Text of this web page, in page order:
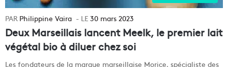
Philippine Vaira 30 mars 2023
Deux Marseillais lancent Meelk, le premier lait
végétal bio à diluer chez soi
Les fondateurs de la marque marseillaise Morice, spécialiste des